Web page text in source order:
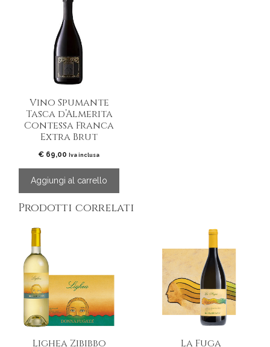
Vino Spumante
Tasca d’Almerita
Contessa Franca
Extra Brut
€ 69,00 Iva inclusa
Aggiungi al carrello
Prodotti correlati
Lighea Zibibbo La Fuga